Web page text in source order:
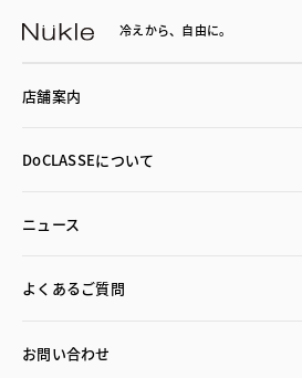
冷えから、 自由に。
店舗案内
DoCLASSEについて
ニュース
よくあるご質問
お問い合わせ